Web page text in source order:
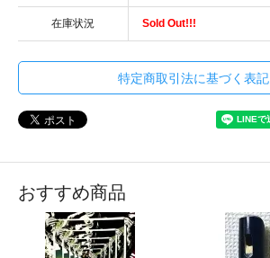
在庫状況 Sold Out!!!
特定商取引法に基づく表記
おすすめ商品